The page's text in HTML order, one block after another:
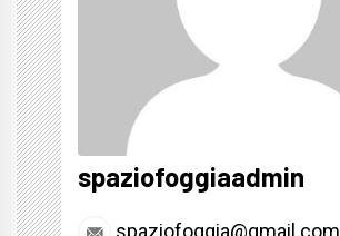
spaziofoggiaadmin
spaziofoggia@gmail.com